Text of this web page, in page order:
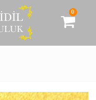
0